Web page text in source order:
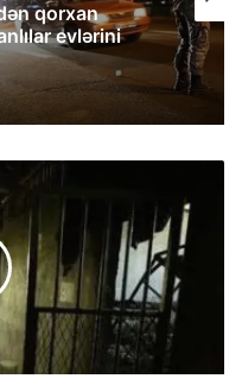
qorxan
evlərini